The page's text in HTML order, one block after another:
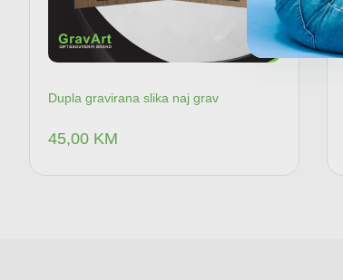
Dupla gravirana slika naj grav
45,00 KM